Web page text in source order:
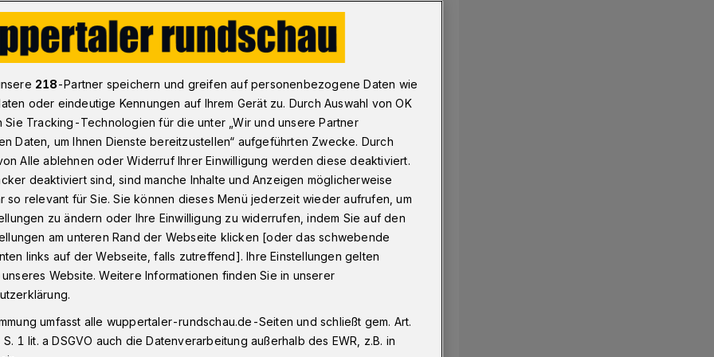
langer Drogengeschichte
nach langer
dem Wuppertaler Amtsgericht wurde
verhandelt, der seine von ihm
bei mehreren Gelegenheiten
hatte. Er brauchte Geld für seinen
218-Partner speichern und greifen auf personenbezogene Daten wie
oder eindeutige Kennungen auf Ihrem Gerät zu. Durch Auswahl von OK
Sie Tracking-Technologien für die unter „Wir und unsere Partner
Daten, um Ihnen Dienste bereitzustellen“ aufgeführten Zwecke. Durch
Alle ablehnen oder Widerruf Ihrer Einwilligung werden diese deaktiviert.
deaktiviert sind, sind manche Inhalte und Anzeigen möglicherweise
so relevant für Sie. Sie können dieses Menü jederzeit wieder aufrufen, um
zu ändern oder Ihre Einwilligung zu widerrufen, indem Sie auf den
am unteren Rand der Webseite klicken [oder das schwebende
links auf der Webseite, falls zutreffend]. Ihre Einstellungen gelten
Website. Weitere Informationen finden Sie in unserer
umfasst alle wuppertaler-rundschau.de-Seiten und schließt gem. Art.
1 lit. a DSGVO auch die Datenverarbeitung außerhalb des EWR, z.B. in